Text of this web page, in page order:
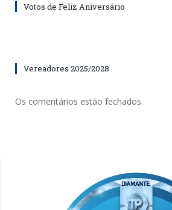
Votos de Feliz Aniversário
Vereadores 2025/2028
Os comentários estão fechados.